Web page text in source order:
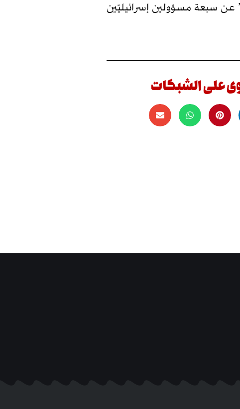
عن سبعة مسؤولين إسرائيليّين
على الشبكات